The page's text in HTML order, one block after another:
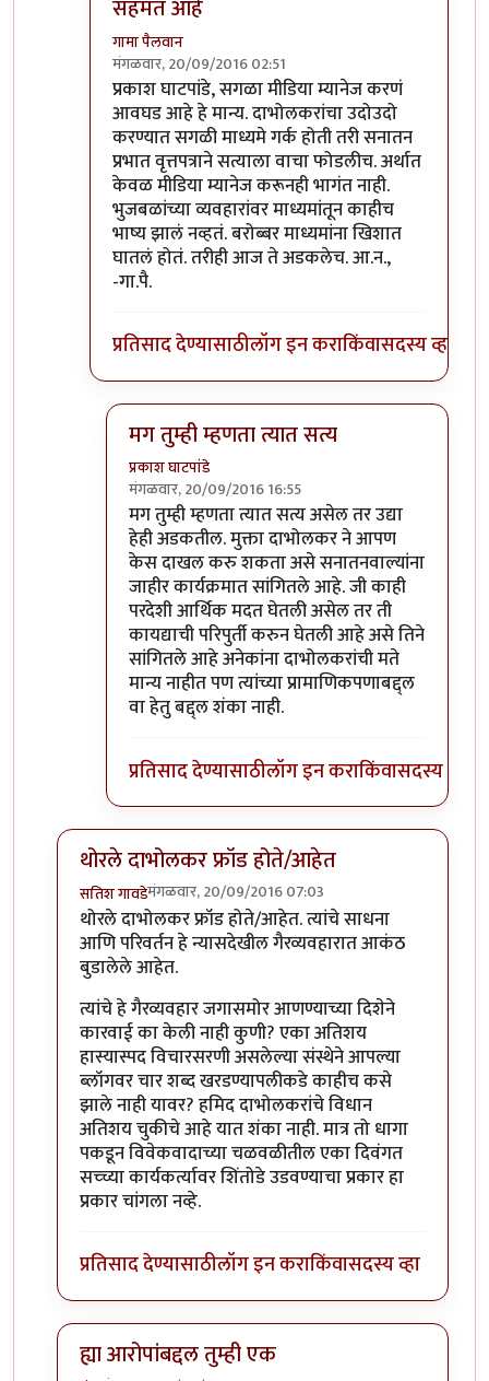
सहमत आहे
गामा पैलवान
मंगळवार, 20/09/2016 02:51
In reply toवृत्तपत्रांनी बातमी दाबलीbyप्रकाश घाटपांडे
प्रकाश घाटपांडे, सगळा मीडिया म्यानेज करणं
आवघड आहे हे मान्य. दाभोलकरांचा उदोउदो
करण्यात सगळी माध्यमे गर्क होती तरी सनातन
प्रभात वृत्तपत्राने सत्याला वाचा फोडलीच. अर्थात
केवळ मीडिया म्यानेज करूनही भागंत नाही.
भुजबळांच्या व्यवहारांवर माध्यमांतून काहीच
भाष्य झालं नव्हतं. बरोब्बर माध्यमांना खिशात
घातलं होतं. तरीही आज ते अडकलेच. आ.न.,
-गा.पै.
प्रतिसाद देण्यासाठीलॉग इन कराकिंवासदस्य व्हा
मग तुम्ही म्हणता त्यात सत्य
प्रकाश घाटपांडे
मंगळवार, 20/09/2016 16:55
In reply toसहमत आहेbyगामा पैलवान
मग तुम्ही म्हणता त्यात सत्य असेल तर उद्या
हेही अडकतील. मुक्ता दाभोलकर ने आपण
केस दाखल करु शकता असे सनातनवाल्यांना
जाहीर कार्यक्रमात सांगितले आहे. जी काही
परदेशी आर्थिक मदत घेतली असेल तर ती
कायद्याची परिपुर्ती करुन घेतली आहे असे तिने
सांगितले आहे अनेकांना दाभोलकरांची मते
मान्य नाहीत पण त्यांच्या प्रामाणिकपणाबद्द्ल
वा हेतु बद्द्ल शंका नाही.
प्रतिसाद देण्यासाठीलॉग इन कराकिंवासदस्य व्हा
थोरले दाभोलकर फ्रॉड होते/आहेत
सतिश गावडेमंगळवार, 20/09/2016 07:03
In reply toप्रकाश घाटपांडे,byगामा पैलवान
थोरले दाभोलकर फ्रॉड होते/आहेत. त्यांचे साधना
आणि परिवर्तन हे न्यासदेखील गैरव्यवहारात आकंठ
बुडालेले आहेत.
त्यांचे हे गैरव्यवहार जगासमोर आणण्याच्या दिशेने
कारवाई का केली नाही कुणी? एका अतिशय
हास्यास्पद विचारसरणी असलेल्या संस्थेने आपल्या
ब्लॉगवर चार शब्द खरडण्यापलीकडे काहीच कसे
झाले नाही यावर? हमिद दाभोलकरांचे विधान
अतिशय चुकीचे आहे यात शंका नाही. मात्र तो धागा
पकडून विवेकवादाच्या चळवळीतील एका दिवंगत
सच्च्या कार्यकर्त्यावर शिंतोडे उडवण्याचा प्रकार हा
प्रकार चांगला नव्हे.
प्रतिसाद देण्यासाठीलॉग इन कराकिंवासदस्य व्हा
ह्या आरोपांबद्दल तुम्ही एक